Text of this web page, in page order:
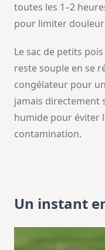
toutes les 1–2
pour limiter
Le sac de petits
reste souple en se
congélateur pour
jamais directement
humide pour éviter
contamination.
Un instant